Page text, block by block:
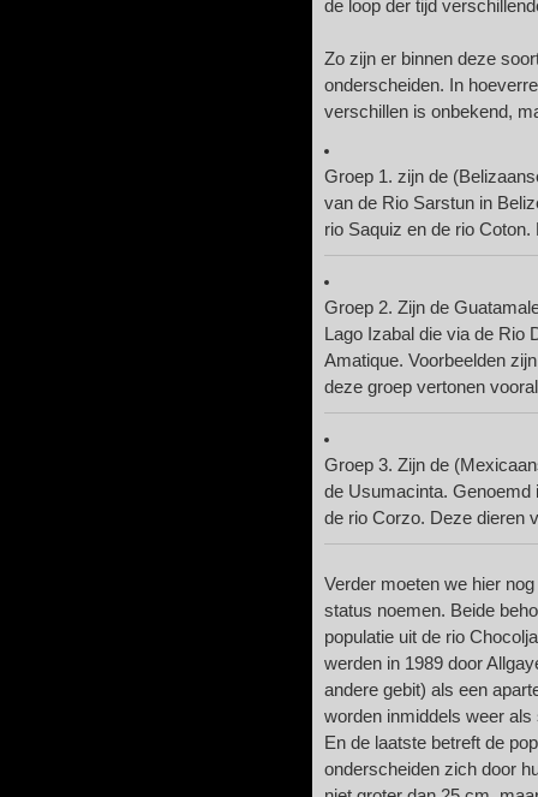
de loop der tijd
Zo zijn er binnen deze
onderscheiden. In
verschillen is onbekend,
Groep 1. zijn de
van de Rio Sarstun in
rio Saquiz en de rio
Groep 2. Zijn de
Lago Izabal die via de
Amatique. Voorbeelden
deze groep vertonen
Groep 3. Zijn de
de Usumacinta. Genoemd
de rio Corzo. Deze dieren
Verder moeten we hier
status noemen. Beide
populatie uit de rio
werden in 1989 door
andere gebit) als een
worden inmiddels weer
En de laatste betreft de
onderscheiden zich door